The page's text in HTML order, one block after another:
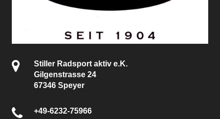
Stiller Radsport aktiv e.K.
Gilgenstrasse 24
67346 Speyer
+49-6232-75966